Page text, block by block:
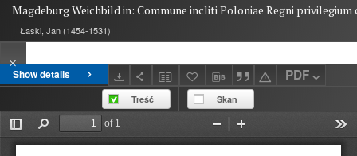
Show details PDF
Magdeburg Weichbild in: Commune incliti Poloniae Regni
Łaski, Jan (1454-1531)
Treść Skan